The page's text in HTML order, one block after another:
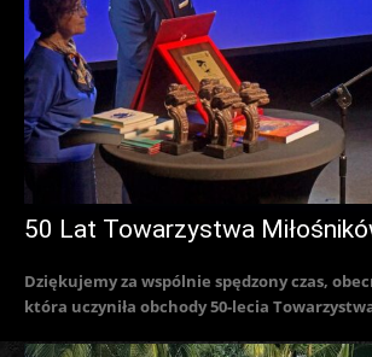
50 Lat Towarzystwa
Dziękujemy za wspólnie spędzony czas,
która uczyniła obchody 50-lecia